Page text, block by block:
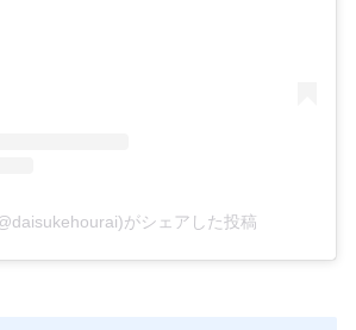
がシェアした投稿